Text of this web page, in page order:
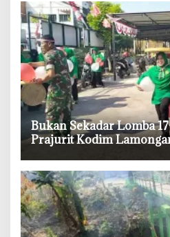
‎Bukan Sekadar Lomba
Prajurit Kodim